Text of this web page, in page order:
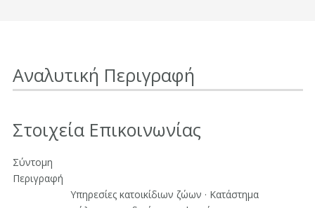
Αναλυτική Περιγραφή
Στοιχεία Επικοινωνίας
Σύντομη
Περιγραφή
Υπηρεσίες κατοικίδιων ζώων · Κατάστημα